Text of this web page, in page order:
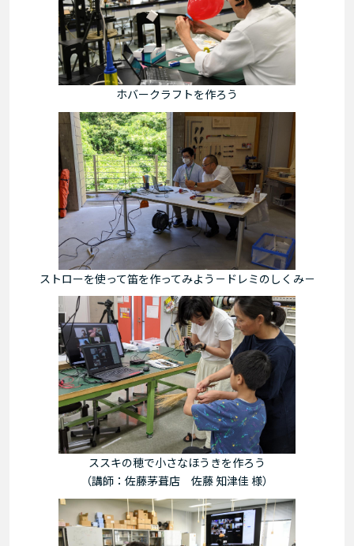
ホバークラフトを作ろう
ストローを使って笛を作ってみよう－ドレミのしくみ－
ススキの穂で小さなほうきを作ろう
（講師：佐藤茅葺店 佐藤 知津佳 様）